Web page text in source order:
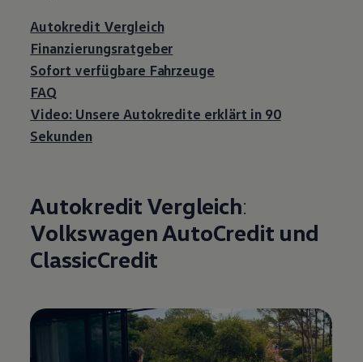
Autokredit Vergleich
Finanzierungsratgeber
Sofort verfügbare Fahrzeuge
FAQ
Video: Unsere Autokredite erklärt in 90
Sekunden
Autokredit Vergleich:
VolkswagenAutoCredit und
ClassicCredit